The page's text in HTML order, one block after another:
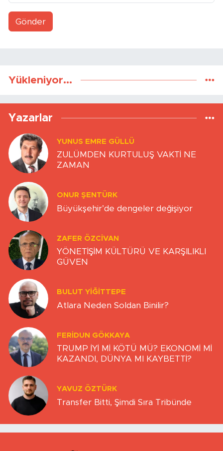
Gönder
Yükleniyor...
Yazarlar
YUNUS EMRE GÜLLÜ
ZULÜMDEN KURTULUŞ VAKTİ NE
ZAMAN
ONUR ŞENTÜRK
Büyükşehir’de dengeler değişiyor
ZAFER ÖZCIVAN
YÖNETİŞİM KÜLTÜRÜ VE KARŞILIKLI
GÜVEN
BULUT YİĞİTTEPE
Atlara Neden Soldan Binilir?
FERIDUN GÖKKAYA
TRUMP İYİ Mİ KÖTÜ MÜ? EKONOMİ Mİ
KAZANDI, DÜNYA MI KAYBETTİ?
YAVUZ ÖZTÜRK
Transfer Bitti, Şimdi Sıra Tribünde